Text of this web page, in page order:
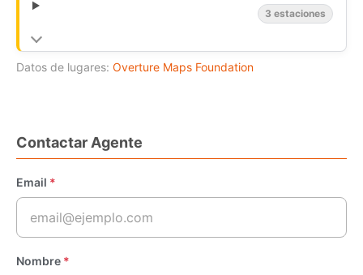
3 estaciones
Datos de lugares: Overture Maps Foundation
Contactar Agente
Email *
Nombre *